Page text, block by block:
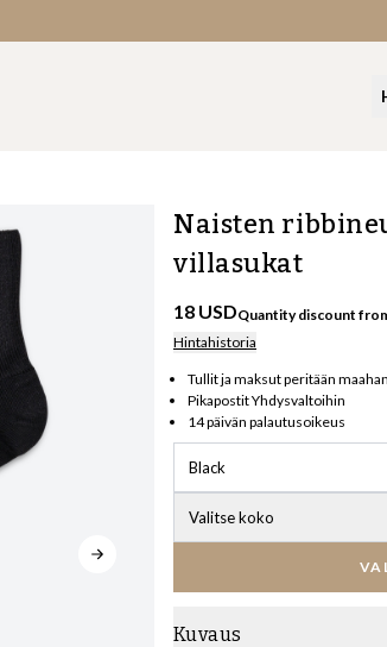
Naisten
villasukat
18 USDQuantity discount
Hintahistoria
Tullit ja maksut peritään
Pikapostit Yhdysvaltoihin
14 päivän palautusoikeus
Black
Valitse koko
Kuvaus